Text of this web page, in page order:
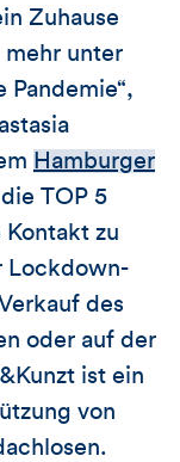
Zuhause
mehr unter
Pandemie“,
Hamburger
TOP 5
zu
Lockdown-
des
oder auf der
ist ein
von